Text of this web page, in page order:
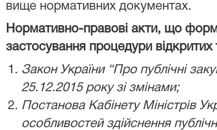
вище нормативних документах.
Нормативно-правові акти, що
застосування процедури відкритих
Закон України “Про публічні
25.12.2015 року зі змінами;
Постанова Кабінету Міністрів
особливостей здійснення